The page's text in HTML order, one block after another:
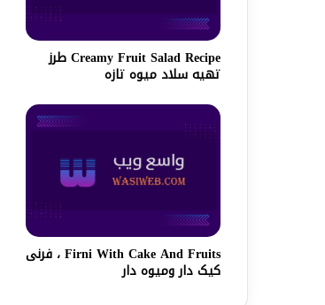
Creamy Fruit Salad Recipe طرز
تهیه سلاد میوه تازه
Firni With Cake And Fruits ، فرنی
کیک دار و‌میوه دار